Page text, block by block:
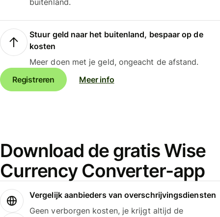
buitenland.
Stuur geld naar het buitenland, bespaar op de
kosten
Meer doen met je geld, ongeacht de afstand.
Registreren
Meer info
Download de gratis Wise
Currency Converter-app
Vergelijk aanbieders van overschrijvingsdiensten
Geen verborgen kosten, je krijgt altijd de